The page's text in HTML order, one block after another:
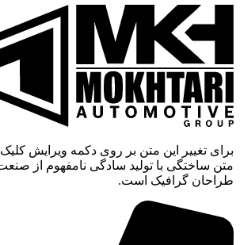
برای تغییر این متن بر روی دکمه ویرایش
متن ساختگی با تولید سادگی نامفهوم از
طراحان گرافیک است.